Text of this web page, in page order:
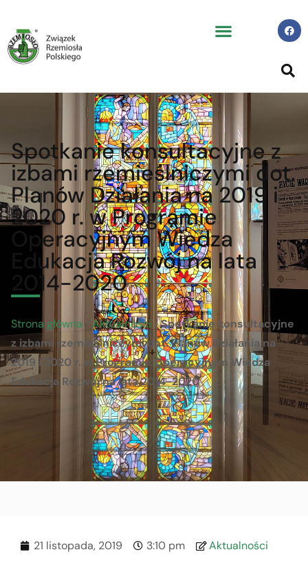
Spotkanie konsultacyjne z
izbami rzemieślniczymi dot.
Planów Działania na 2019 i
2020 r. w Programie
Operacyjnym Wiedza
Edukacja Rozwój na lata
2014-2020
Strona główna / Aktualności /Spotkanie konsultacyjne
z izbami rzemieślniczymi dot. Planów Działania na
2019 i 2020 r. w Programie Operacyjnym Wiedza
Edukacja Rozwój na lata 2014-2020
21 listopada, 2019 3:10 pm Aktualności